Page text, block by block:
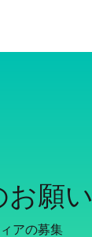
願い
アの募集